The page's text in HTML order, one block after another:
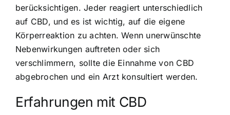
berücksichtigen. Jeder reagiert unterschiedlich
auf CBD, und es ist wichtig, auf die eigene
Körperreaktion zu achten. Wenn unerwünschte
Nebenwirkungen auftreten oder sich
verschlimmern, sollte die Einnahme von CBD
abgebrochen und ein Arzt konsultiert werden.
Erfahrungen mit CBD